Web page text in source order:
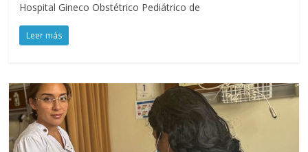
Hospital Gineco Obstétrico Pediátrico de
Leer más